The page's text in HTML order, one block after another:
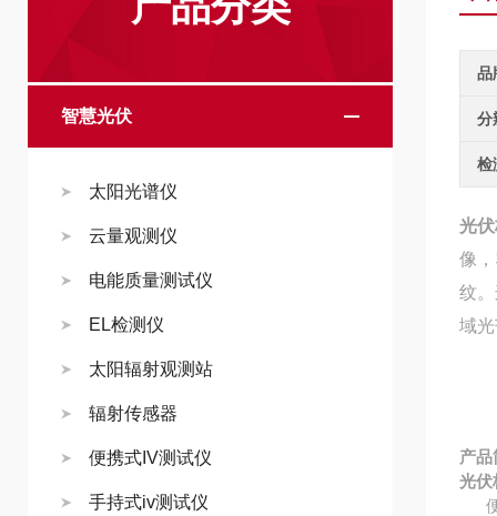
智慧光伏
太阳光谱仪
云量观测仪
电能质量测试仪
EL检测仪
太阳辐射观测站
辐射传感器
便携式IV测试仪
手持式iv测试仪
品
分
检
光
像
纹
域
产品
光伏
便